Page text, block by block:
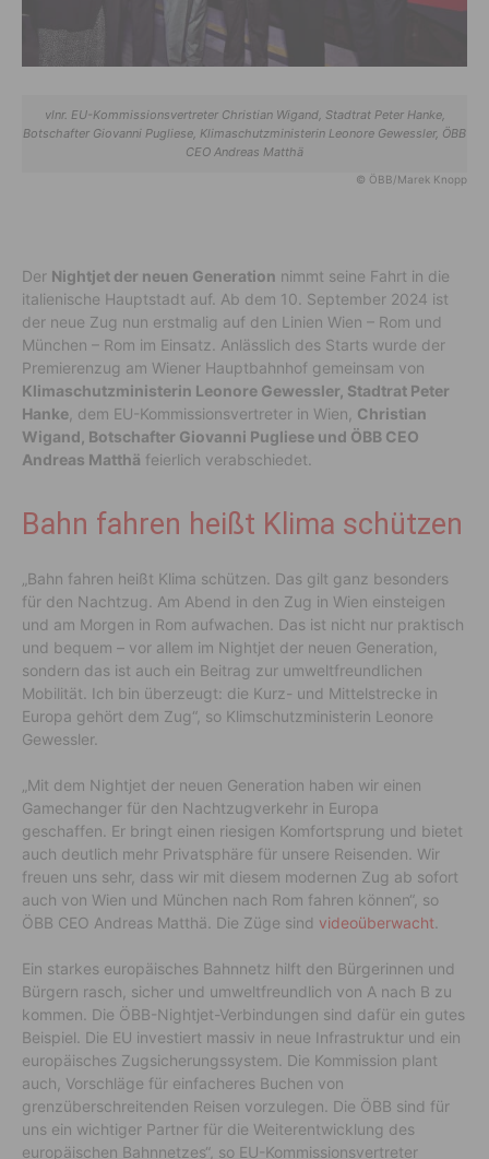
vlnr. EU-Kommissionsvertreter Christian Wigand, Stadtrat Peter Hanke,
Botschafter Giovanni Pugliese, Klimaschutzministerin Leonore Gewessler, ÖBB
CEO Andreas Matthä
© ÖBB/Marek Knopp
Der Nightjet der neuen Generation nimmt seine Fahrt in die
italienische Hauptstadt auf. Ab dem 10. September 2024 ist
der neue Zug nun erstmalig auf den Linien Wien – Rom und
München – Rom im Einsatz. Anlässlich des Starts wurde der
Premierenzug am Wiener Hauptbahnhof gemeinsam von
Klimaschutzministerin Leonore Gewessler, Stadtrat Peter
Hanke , dem EU-Kommissionsvertreter in Wien, Christian
Wigand, Botschafter Giovanni Pugliese und ÖBB CEO
Andreas Matthä feierlich verabschiedet.
Bahn fahren heißt Klima schützen
„Bahn fahren heißt Klima schützen. Das gilt ganz besonders
für den Nachtzug. Am Abend in den Zug in Wien einsteigen
und am Morgen in Rom aufwachen. Das ist nicht nur praktisch
und bequem – vor allem im Nightjet der neuen Generation,
sondern das ist auch ein Beitrag zur umweltfreundlichen
Mobilität. Ich bin überzeugt: die Kurz- und Mittelstrecke in
Europa gehört dem Zug“, so Klimschutzministerin Leonore
Gewessler.
„Mit dem Nightjet der neuen Generation haben wir einen
Gamechanger für den Nachtzugverkehr in Europa
geschaffen. Er bringt einen riesigen Komfortsprung und bietet
auch deutlich mehr Privatsphäre für unsere Reisenden. Wir
freuen uns sehr, dass wir mit diesem modernen Zug ab sofort
auch von Wien und München nach Rom fahren können“, so
ÖBB CEO Andreas Matthä. Die Züge sind videoüberwacht
Ein starkes europäisches Bahnnetz hilft den Bürgerinnen und
Bürgern rasch, sicher und umweltfreundlich von A nach B zu
kommen. Die ÖBB-Nightjet-Verbindungen sind dafür ein gutes
Beispiel. Die EU investiert massiv in neue Infrastruktur und ein
europäisches Zugsicherungssystem. Die Kommission plant
auch, Vorschläge für einfacheres Buchen von
grenzüberschreitenden Reisen vorzulegen. Die ÖBB sind für
uns ein wichtiger Partner für die Weiterentwicklung des
europäischen Bahnnetzes“, so EU-Kommissionsvertreter